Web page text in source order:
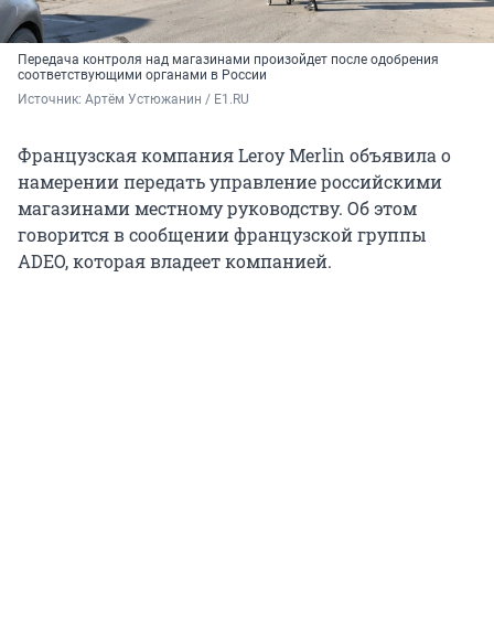
Передача контроля над магазинами произойдет после одобрения
соответствующими органами в России
Источник: Артём Устюжанин / E1.RU
Французская компания Leroy Merlin объявила о
намерении передать управление российскими
магазинами местному руководству. Об этом
говорится в сообщении французской группы
ADEO, которая владеет компанией.